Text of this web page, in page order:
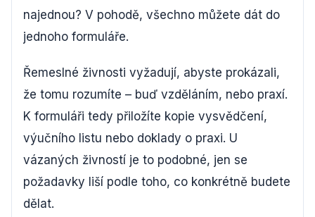
najednou? V pohodě, všechno můžete dát do
jednoho formuláře.
Řemeslné živnosti vyžadují, abyste prokázali,
že tomu rozumíte – buď vzděláním, nebo praxí.
K formuláři tedy přiložíte kopie vysvědčení,
výučního listu nebo doklady o praxi. U
vázaných živností je to podobné, jen se
požadavky liší podle toho, co konkrétně budete
dělat.